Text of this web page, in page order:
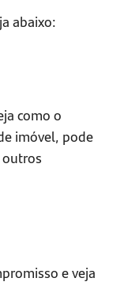
abaixo:
como o
imóvel, pode
e veja